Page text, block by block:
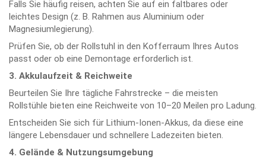
Falls Sie häufig reisen, achten Sie auf ein faltbares oder
leichtes Design (z. B. Rahmen aus Aluminium oder
Magnesiumlegierung).
Prüfen Sie, ob der Rollstuhl in den Kofferraum Ihres Autos
passt oder ob eine Demontage erforderlich ist.
3. Akkulaufzeit & Reichweite
Beurteilen Sie Ihre tägliche Fahrstrecke – die meisten
Rollstühle bieten eine Reichweite von 10–20 Meilen pro Ladung.
Entscheiden Sie sich für Lithium-Ionen-Akkus, da diese eine
längere Lebensdauer und schnellere Ladezeiten bieten.
4. Gelände & Nutzungsumgebung